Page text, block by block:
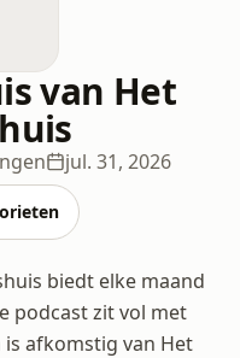
van Het
jul. 31, 2026
biedt elke maand
podcast zit vol met
afkomstig van Het